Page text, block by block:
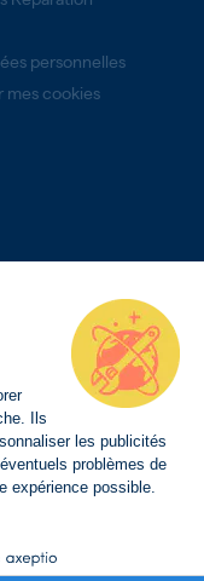
Ils
les publicités
problèmes de
expérience possible.
personnelles
mes cookies